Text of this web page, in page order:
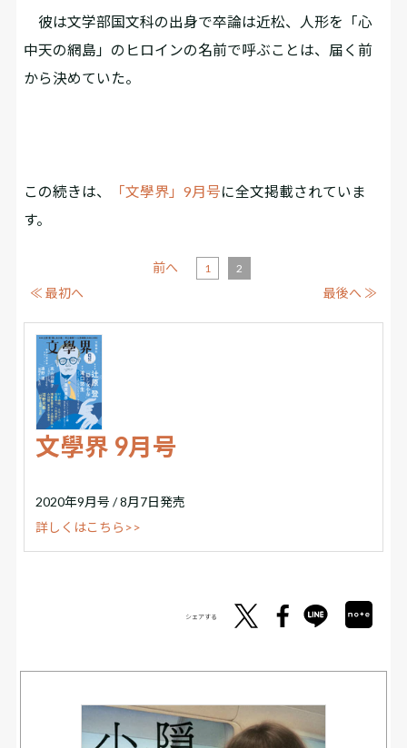
彼は文学部国文科の出身で卒論は近松、人形を「心
中天の網島」のヒロインの名前で呼ぶことは、届く前
から決めていた。
この続きは、 「文學界」9月号に全文掲載されていま
す。
≪ 最初へ
前へ 1 2
最後へ ≫
文學界 9月号
2020年9月号 / 8月7日発売
詳しくはこちら>>
シェアする